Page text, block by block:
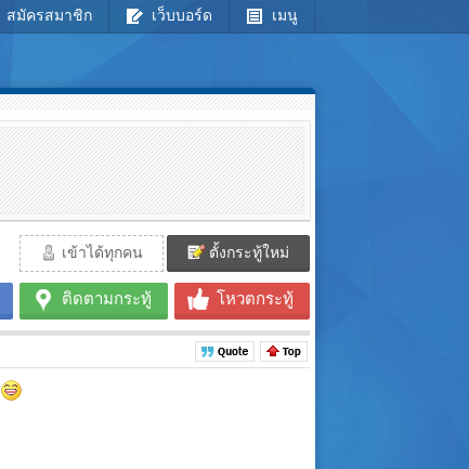
สมัครสมาชิก เว็บบอร์ด เมนู
เข้าได้ทุกคน ตั้งกระทู้ใหม่
ติดตามกระทู้ โหวตกระทู้